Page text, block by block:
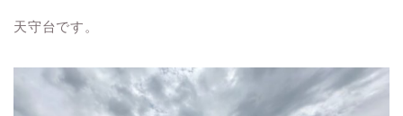
天守台です。